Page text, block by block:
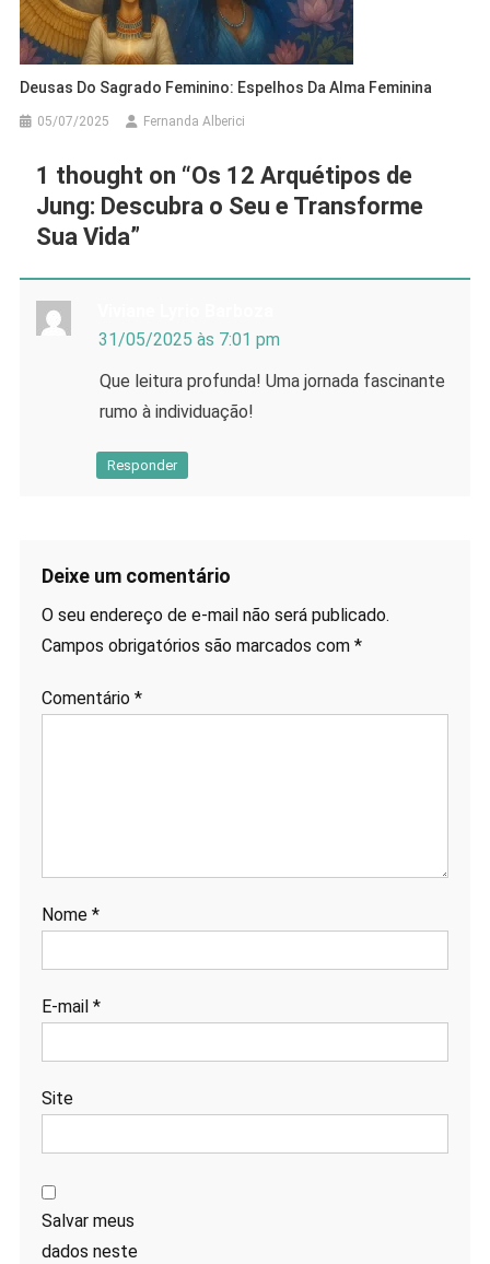
Deusas Do Sagrado Feminino: Espelhos Da Alma Feminina
05/07/2025 Fernanda Alberici
1 thought on “Os 12 Arquétipos de
Jung: Descubra o Seu e Transforme
Sua Vida”
31/05/2025 às 7:01 pm
Que leitura profunda! Uma jornada fascinante
rumo à individuação!
Responder
Deixe um comentário
O seu endereço de e-mail não será publicado.
Campos obrigatórios são marcados com *
Comentário *
Nome *
E-mail *
Site
Salvar meus
dados neste